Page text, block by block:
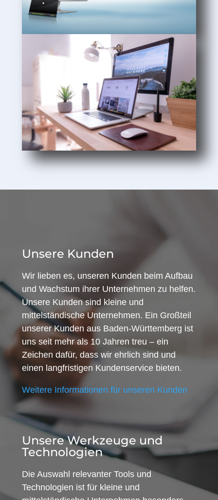
Unsere Kunden
Wir lieben es, unseren Kunden beim Aufbau
und Wachstum ihrer Unternehmen zu helfen.
Unsere Kunden sind kleine und
mittelständische Unternehmen. Ein Großteil
unserer Kunden aus Baden-Württemberg ist
uns seit mehr als 10 Jahren treu – ein
Zeichen dafür, dass wir ehrlich sind und
einen langfristigen Kundenservice bieten.
Weitere Informationen für unseren Kunden
Unsere Werkzeuge und
Technologien
Die Auswahl relevanter Tools und
Technologien ist für kleine und